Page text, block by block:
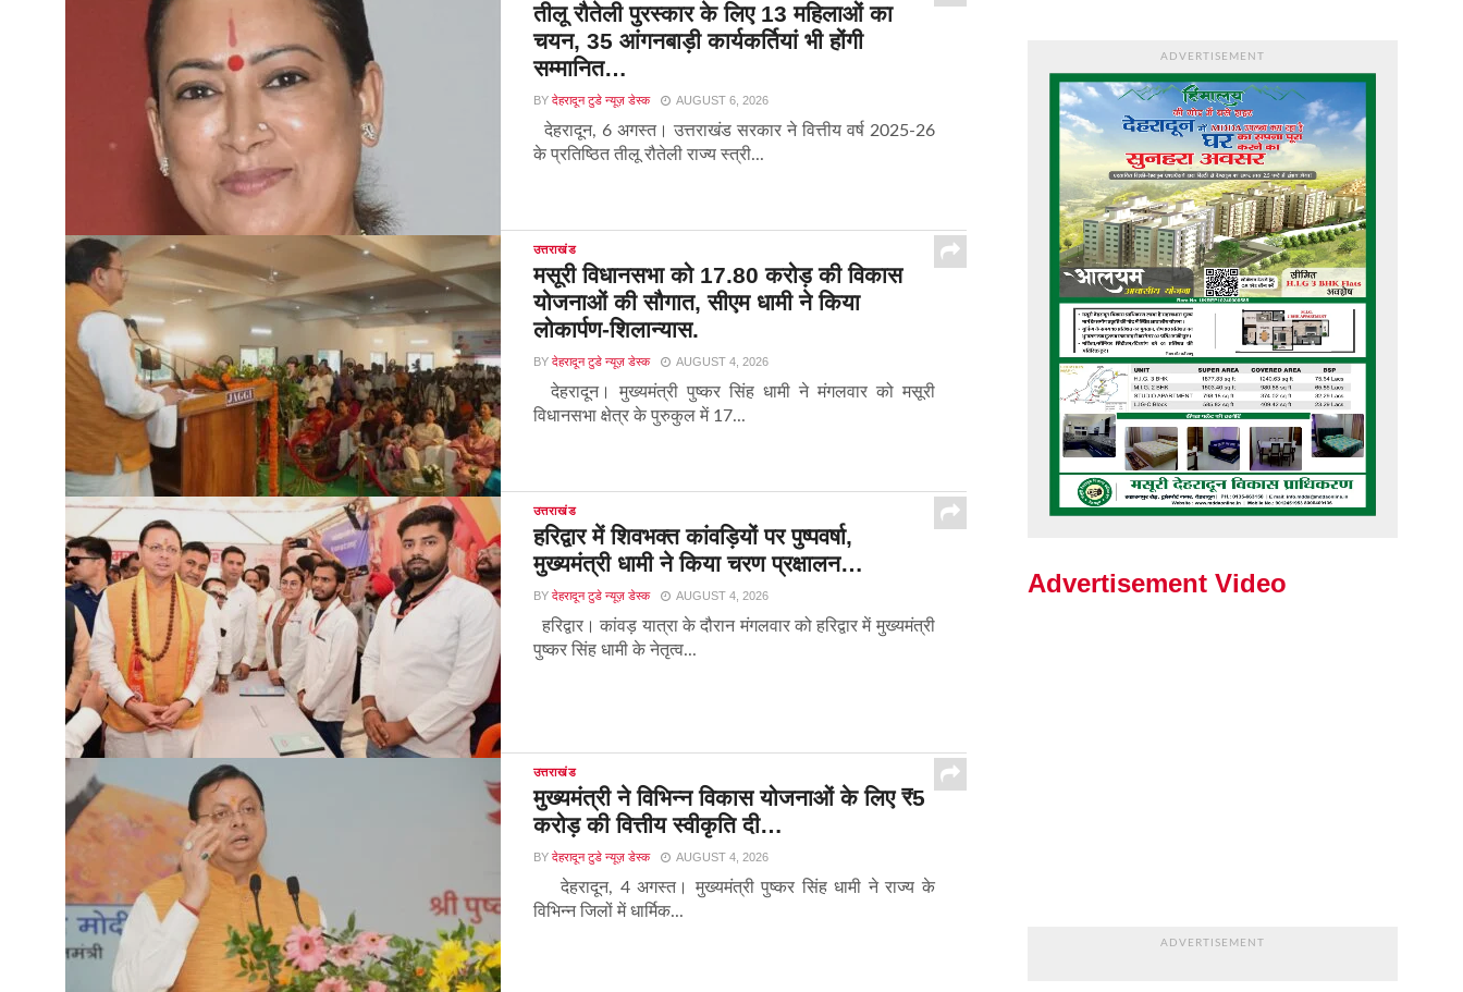
तीलू रौतेली पुरस्कार के लिए 13 महिलाओं का
चयन, 35 आंगनबाड़ी कार्यकर्तियां भी होंगी
सम्मानित…
BY देहरादून टुडे न्यूज़ डेस्क AUGUST 6, 2026
देहरादून, 6 अगस्त। उत्तराखंड सरकार ने वित्तीय वर्ष 2025-26
के प्रतिष्ठित तीलू रौतेली राज्य स्त्री...
उत्तराखंड
मसूरी विधानसभा को 17.80 करोड़ की विकास
योजनाओं की सौगात, सीएम धामी ने किया
लोकार्पण-शिलान्यास.
BY देहरादून टुडे न्यूज़ डेस्क AUGUST 4, 2026
देहरादून। मुख्यमंत्री पुष्कर सिंह धामी ने मंगलवार को मसूरी
विधानसभा क्षेत्र के पुरुकुल में 17...
उत्तराखंड
हरिद्वार में शिवभक्त कांवड़ियों पर पुष्पवर्षा,
मुख्यमंत्री धामी ने किया चरण प्रक्षालन…
BY देहरादून टुडे न्यूज़ डेस्क AUGUST 4, 2026
हरिद्वार। कांवड़ यात्रा के दौरान मंगलवार को हरिद्वार में मुख्यमंत्री
पुष्कर सिंह धामी के नेतृत्व...
उत्तराखंड
मुख्यमंत्री ने विभिन्न विकास योजनाओं के लिए ₹5
करोड़ की वित्तीय स्वीकृति दी…
BY देहरादून टुडे न्यूज़ डेस्क AUGUST 4, 2026
देहरादून, 4 अगस्त। मुख्यमंत्री पुष्कर सिंह धामी ने राज्य के
विभिन्न जिलों में धार्मिक...
ADVERTISEMENT
Advertisement Video
ADVERTISEMENT